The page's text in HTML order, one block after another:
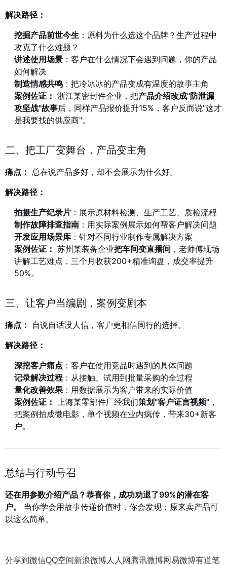
解决路径：
挖掘产品前世今生 ：原料为什么选这个品牌？生产过程中
攻克了什么难题？
讲述使用场景 ：客户在什么情况下会遇到问题，你的产品
如何解决
制造情感共鸣 ：把冷冰冰的产品变成有温度的故事主角
案例佐证： 浙江某密封件企业，把产品介绍改成"防泄漏
攻坚战"故事后，同样产品报价提升15%，客户反而说"这才
是我要找的供应商"。
二、把工厂变舞台，产品变主角
痛点： 总在说产品多好，却不会展示为什么好。
解决路径：
拍摄生产纪录片 ：展示原材料检测、生产工艺、质检流程
制作故障排查指南 ：用实际案例展示如何帮客户解决问题
开发应用场景库 ：针对不同行业制作专属解决方案
案例佐证： 苏州某装备企业把车间变直播间 ，老师傅现场
讲解工艺难点，三个月收获200+精准询盘，成交率提升
50%。
三、让客户当编剧，案例变剧本
痛点：
自说自话没人信，客户更相信同行的选择。
解决路径：
深挖客户痛点 ：客户在使用竞品时遇到的具体问题
记录解决过程 ：从接触、试用到批量采购的全过程
量化改善效果 ：用数据展示为客户带来的实际价值
案例佐证： 上海某零部件厂经我们策划"客户证言视频" ，
把案例拍成微电影，单个视频在业内疯传，带来30+新客
户。
总结与行动号召
还在用参数介绍产品？恭喜你，成功劝退了99%的潜在客
户。
当你学会用故事传递价值时，你会发现：原来卖产品可
以这么简单。
分享到 微信QQ空间新浪微博 人人网 腾讯微博网易微博有道笔